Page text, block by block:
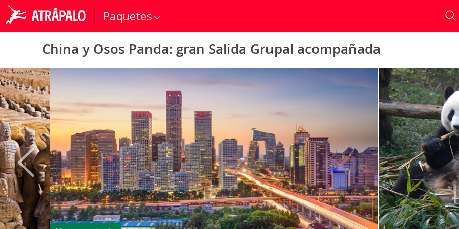
Paquetes
China y Osos Panda: gran Salida Grupal acompañada